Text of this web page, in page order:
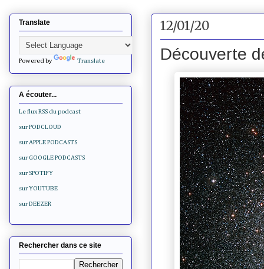
12/01/20
Découverte
Translate
Powered by Translate
A écouter...
Le flux RSS du podcast
sur PODCLOUD
sur APPLE PODCASTS
sur GOOGLE PODCASTS
sur SPOTIFY
sur YOUTUBE
sur DEEZER
Rechercher dans ce site